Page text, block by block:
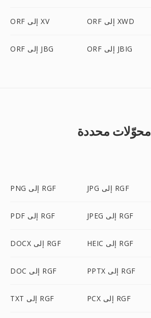
ORF إلى XV ORF إلى XWD
ORF إلى JBG ORF إلى JBIG
محوّلات محددة
PNG إلى RGF JPG إلى RGF
PDF إلى RGF JPEG إلى RGF
DOCX إلى RGF HEIC إلى RGF
DOC إلى RGF PPTX إلى RGF
TXT إلى RGF PCX إلى RGF